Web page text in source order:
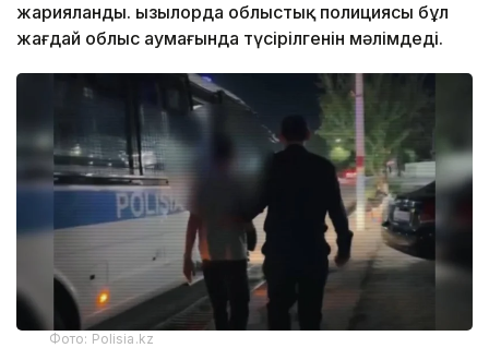
жарияланды. Қызылорда облыстық полициясы бұл
жағдай облыс аумағында түсірілгенін мәлімдеді.
Фото: Polisia.kz